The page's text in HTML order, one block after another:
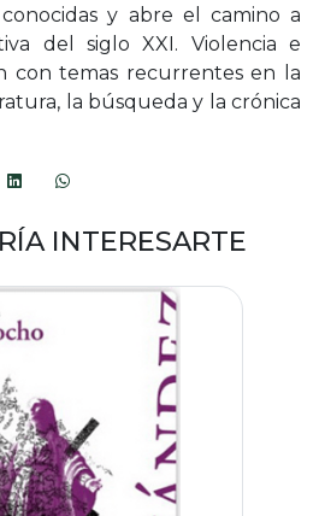
y abre el camino a
del siglo XXI. Violencia e
con temas recurrentes en la
la búsqueda y la crónica
INTERESARTE